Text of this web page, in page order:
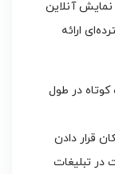
آنلاین
ارائه
در طول
قرار دادن
تبلیغات